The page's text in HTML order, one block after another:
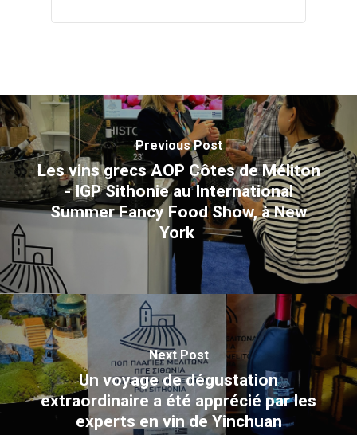
Previous Post
Les vins grecs AOP Côtes de Méliton
- IGP Sithonie au International
Summer Fancy Food Show, à New
York
Next Post
Un voyage de dégustation
extraordinaire a été apprécié par les
experts en vin de Yinchuan
Wow look at this!
About Salient
The Castle
Unit 345
2500 Castle Dr
Manhattan, NY
T:+216 (0)40 3629 4753
E: hello@themenectar.com